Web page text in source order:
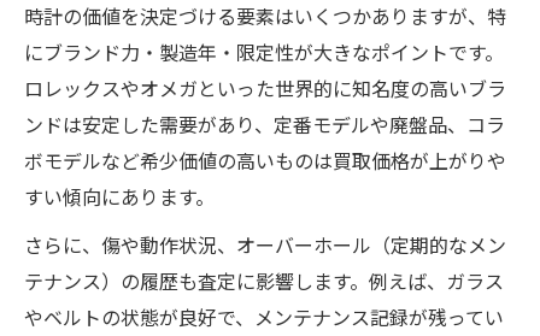
時計の価値を決定づける要素はいくつかありますが、特
にブランド力・製造年・限定性が大きなポイントです。
ロレックスやオメガといった世界的に知名度の高いブラ
ンドは安定した需要があり、定番モデルや廃盤品、コラ
ボモデルなど希少価値の高いものは買取価格が上がりや
すい傾向にあります。
さらに、傷や動作状況、オーバーホール（定期的なメン
テナンス）の履歴も査定に影響します。例えば、ガラス
やベルトの状態が良好で、メンテナンス記録が残ってい